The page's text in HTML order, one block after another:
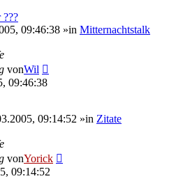
09:46:38 »in Mitternachtstalk
vonWil
09:46:38
09:14:52 »in Zitate
vonYorick
09:14:52